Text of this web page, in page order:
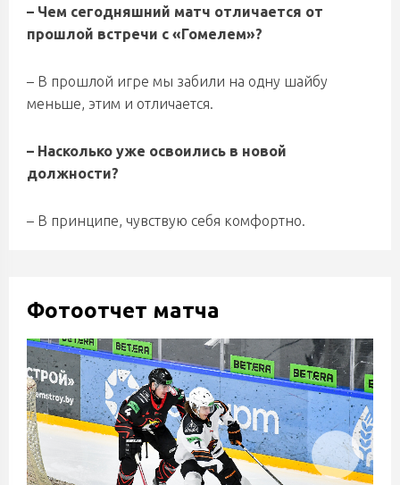
– Чем сегодняшний матч отличается от
прошлой встречи с «Гомелем»?
– В прошлой игре мы забили на одну шайбу
меньше, этим и отличается.
– Насколько уже освоились в новой
должности?
– В принципе, чувствую себя комфортно.
Фотоотчет матча